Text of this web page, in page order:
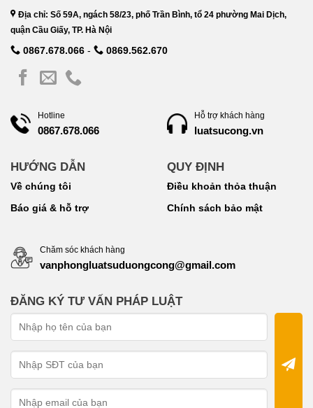
Địa chỉ: Số 59A, ngách 58/23, phố Trần Bình, tổ 24 phường Mai Dịch,
quận Cầu Giấy, TP. Hà Nội
0867.678.066 - 0869.562.670
Hotline
0867.678.066
HƯỚNG DẪN
Về chúng tôi
Báo giá & hỗ trợ
Hỗ trợ khách hàng
luatsucong.vn
QUY ĐỊNH
Điều khoản thỏa thuận
Chính sách bảo mật
Chăm sóc khách hàng
vanphongluatsuduongcong@gmail.com
ĐĂNG KÝ TƯ VẤN PHÁP LUẬT